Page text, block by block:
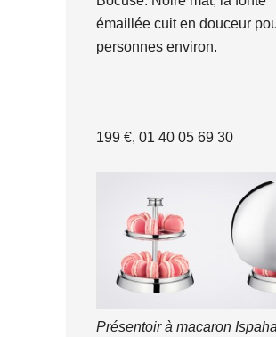
émaillée cuit en douceur
personnes environ.
199 €, 01 40 05 69 30
Présentoir à macaron